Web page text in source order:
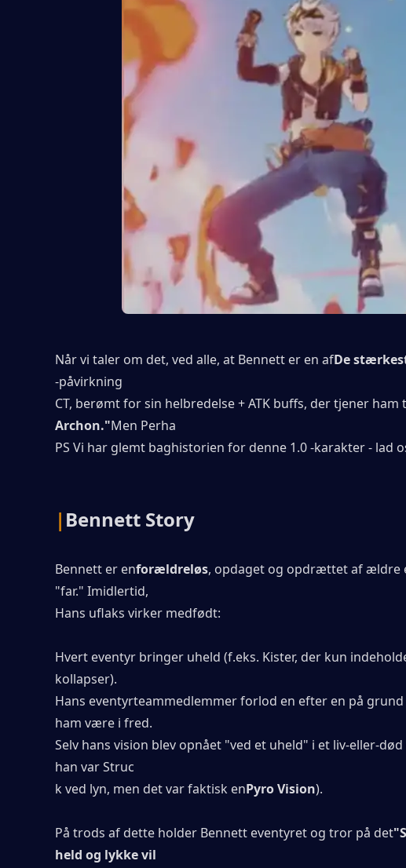
Når vi taler om det, ved alle, at Bennett er en afDe
-påvirkning
CT, berømt for sin helbredelse + ATK buffs, der tjener ham
Archon."Men Perha
PS Vi har glemt baghistorien for denne 1.0 -karakter - lad
| Bennett Story
Bennett er enforældreløs, opdaget og opdrættet af ældre
"far." Imidlertid,
Hans uflaks virker medfødt:
Hvert eventyr bringer uheld (f.eks. Kister, der kun
kollapser).
Hans eventyrteammedlemmer forlod en efter en på
ham være i fred.
Selv hans vision blev opnået "ved et uheld" i et liv-eller-
han var Struc
k ved lyn, men det var faktisk enPyro Vision).
På trods af dette holder Bennett eventyret og tror på det
held og lykke vil